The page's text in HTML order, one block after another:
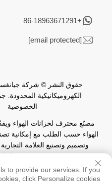
+86-18963671291
[email protected]
حقوق النشر © شركة
الكهروميكانيكية
الخصوصية
مصنّع محترف لخزانات الهواء
to provide our services. If you
click Personalize cookies.